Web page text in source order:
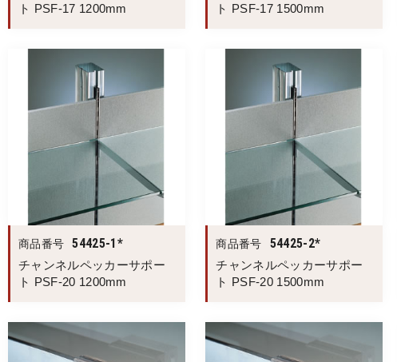
ト PSF-17 1200mm
ト PSF-17 1500mm
商品番号 54425-1*
チャンネルペッカーサポー
ト PSF-20 1200mm
商品番号 54425-2*
チャンネルペッカーサポー
ト PSF-20 1500mm